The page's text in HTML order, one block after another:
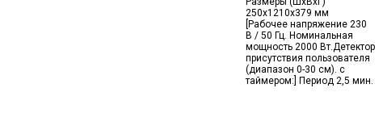
250x1210x379 мм
[Рабочее напряжение 230
В / 50 Гц. Номинальная
мощность 2000 Вт.Детектор
присутствия пользователя
(диапазон 0-30 см). с
таймером:] Период 2,5 мин.